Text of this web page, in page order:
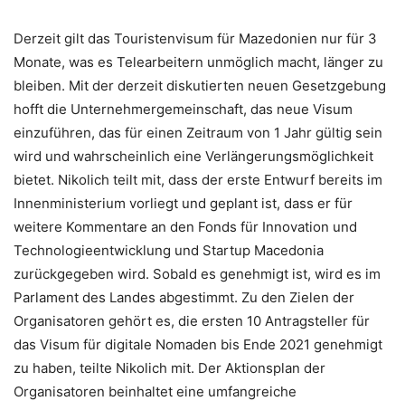
Derzeit gilt das Touristenvisum für Mazedonien nur für 3
Monate, was es Telearbeitern unmöglich macht, länger zu
bleiben. Mit der derzeit diskutierten neuen Gesetzgebung
hofft die Unternehmergemeinschaft, das neue Visum
einzuführen, das für einen Zeitraum von 1 Jahr gültig sein
wird und wahrscheinlich eine Verlängerungsmöglichkeit
bietet. Nikolich teilt mit, dass der erste Entwurf bereits im
Innenministerium vorliegt und geplant ist, dass er für
weitere Kommentare an den Fonds für Innovation und
Technologieentwicklung und Startup Macedonia
zurückgegeben wird. Sobald es genehmigt ist, wird es im
Parlament des Landes abgestimmt. Zu den Zielen der
Organisatoren gehört es, die ersten 10 Antragsteller für
das Visum für digitale Nomaden bis Ende 2021 genehmigt
zu haben, teilte Nikolich mit. Der Aktionsplan der
Organisatoren beinhaltet eine umfangreiche